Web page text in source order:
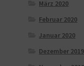
März 2020
Februar 2020
Januar 2020
Dezember 2019